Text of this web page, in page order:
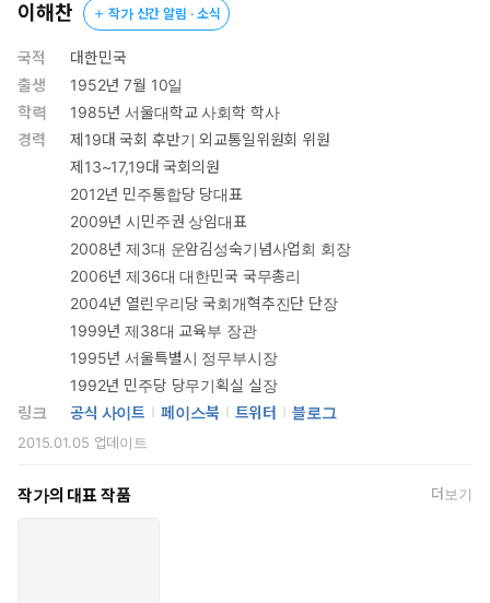
이해찬 작가 신간 알림 · 소식
국적
대한민국
출생
1952년 7월 10일
학력
1985년 서울대학교 사회학 학사
경력
제19대 국회 후반기 외교통일위원회 위원
제13~17,19대 국회의원
2012년 민주통합당 당대표
2009년 시민주권 상임대표
2008년 제3대 운암김성숙기념사업회 회장
2006년 제36대 대한민국 국무총리
2004년 열린우리당 국회개혁추진단 단장
1999년 제38대 교육부 장관
1995년 서울특별시 정무부시장
1992년 민주당 당무기획실 실장
링크
공식 사이트 페이스북 트위터 블로그
2015.01.05 업데이트
작가의 대표 작품 더보기